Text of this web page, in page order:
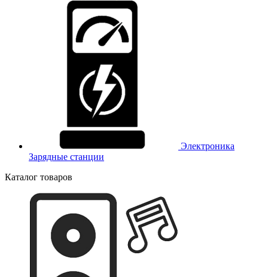
Электроника
Зарядные станции
Каталог товаров